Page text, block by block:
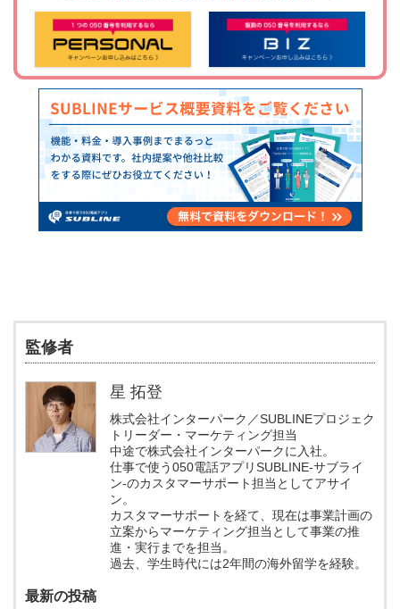
監修者
星 拓登
株式会社インターパーク／SUBLINEプロジェク
トリーダー・マーケティング担当
中途で株式会社インターパークに入社。
仕事で使う050電話アプリSUBLINE-サブライ
ン-のカスタマーサポート担当としてアサイ
ン。
カスタマーサポートを経て、現在は事業計画の
立案からマーケティング担当として事業の推
進・実行までを担当。
過去、学生時代には2年間の海外留学を経験。
最新の投稿